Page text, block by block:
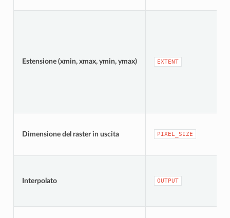
Estensione (xmin, xmax, ymin, ymax) EXTENT
Dimensione del raster in uscita PIXEL_SIZE
Interpolato OUTPUT